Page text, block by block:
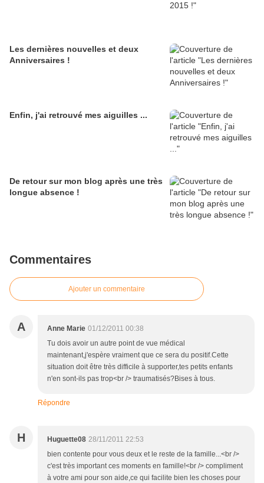
Les dernières nouvelles et deux
Anniversaires !
Enfin, j'ai retrouvé mes aiguilles ...
De retour sur mon blog après une très
longue absence !
Commentaires
Ajouter un commentaire
A Anne Marie 01/12/2011 00:38
Tu dois avoir un autre point de vue médical
maintenant,j'espère vraiment que ce sera du positif.Cette
situation doit être très difficile à supporter,tes petits enfants
n'en sont-ils pas trop<br /> traumatisés?Bises à tous.
Répondre
H Huguette08 28/11/2011 22:53
bien contente pour vous deux et le reste de la famille...<br />
c'est très important ces moments en famille!<br /> compliment
à votre ami pour son aide,ce qui facilite bien les choses pour